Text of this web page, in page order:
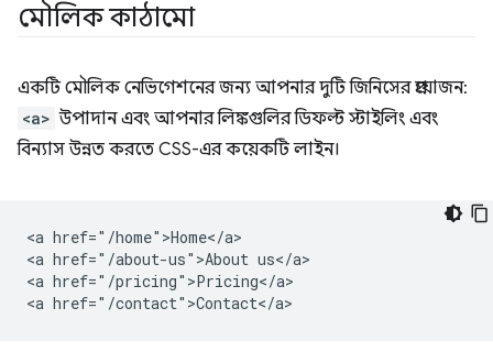
মৌলিক কাঠামো
একটি মৌলিক নেভিগেশনের জন্য আপনার দুটি জিনিসের প্রয়োজন:
<a> উপাদান এবং আপনার লিঙ্কগুলির ডিফল্ট স্টাইলিং এবং
বিন্যাস উন্নত করতে CSS-এর কয়েকটি লাইন।
<a href="/home">Home</a>
<a href="/about-us">About us</a>
<a href="/pricing">Pricing</a>